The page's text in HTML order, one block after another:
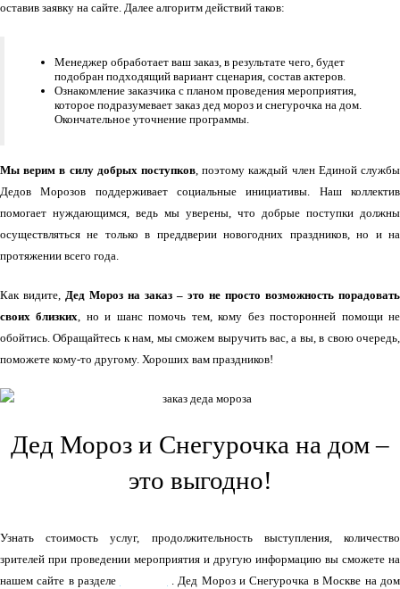
оставив заявку на сайте. Далее алгоритм действий таков:
Менеджер обработает ваш заказ, в результате чего, будет
подобран подходящий вариант сценария, состав актеров.
Ознакомление заказчика с планом проведения мероприятия,
которое подразумевает заказ дед мороз и снегурочка на дом.
Окончательное уточнение программы.
Мы верим в силу добрых поступков, поэтому каждый член Единой службы
Дедов Морозов поддерживает социальные инициативы. Наш коллектив
помогает нуждающимся, ведь мы уверены, что добрые поступки должны
осуществляться не только в преддверии новогодних праздников, но и на
протяжении всего года.
Как видите, Дед Мороз на заказ – это не просто возможность порадовать
своих близких, но и шанс помочь тем, кому без посторонней помощи не
обойтись. Обращайтесь к нам, мы сможем выручить вас, а вы, в свою очередь,
поможете кому-то другому. Хороших вам праздников!
Дед Мороз и Снегурочка на дом –
это выгодно!
Узнать стоимость услуг, продолжительность выступления, количество
зрителей при проведении мероприятия и другую информацию вы сможете на
нашем сайте в разделе
. Дед Мороз и Снегурочка в Москве на дом